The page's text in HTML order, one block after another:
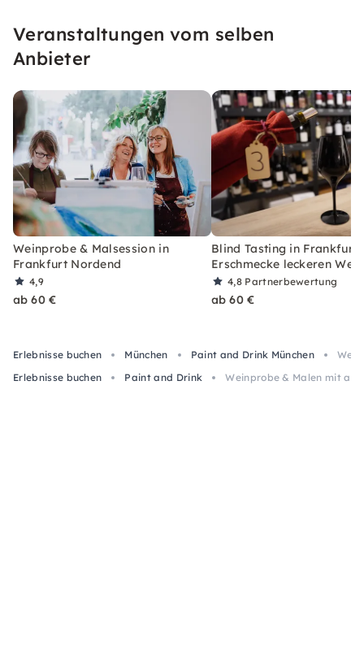
Veranstaltungen vom selben
Anbieter
Weinprobe & Malsession in
Frankfurt Nordend
4,9
ab 60 €
Blind Tasting in Frankfurt:
Erschmecke leckeren Wein
4,8 Partnerbewertung
ab 60 €
Erlebnisse buchen München Paint and Drink München
Erlebnisse buchen
Paint and Drink Weinprobe & Malen mit